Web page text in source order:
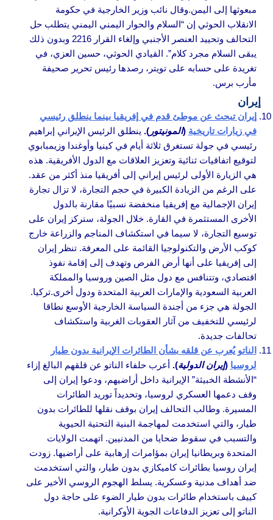
مبعوثها إلى اليمن.وقال نائب وزير الخارجية في حكومة
الانقلاب الحوثي إن “السلام والحوار اليمني اليمني يتطلب حل
التحالف وتحييد العنصر الأجنبي وإلغاء القرار 2216 وبدون ذلك
يبقى السلام مجرد كلام”. القيادي الحوثي، حسين العزي، في
تغريدة على حسابه على تويتر، رصدها رئيس تحرير صحيفة
مأرب برس.
إيران
إيران تبحث عن موطئ قدم في إفريقيا بينما ينطلق رئيسي
في زيارات تاريخية (المونيتور). ينطلق الرئيس الإيراني إبراهيم
رئيسي في جولة تستغرق ثلاثة أيام في كينيا وأوغندا وزيمبابوي
لتوقيع اتفاقيات ثنائية وتعزيز العلاقات مع الدول الأفريقية. هذه
هي الزيارة الأولى لرئيس إيراني إلى أفريقيا منذ أكثر من عقد.
على الرغم من الزيادة الكبيرة في حجم التجارة، لا تزال تجارة
إيران الإجمالية مع إفريقيا منخفضة نسبيًا مقارنة بالدول
الأخرى المستثمرة في القارة. خلال الجولة، ستركز إيران على
توسيع التجارة، لا سيما في استكشاف المناجم والزراعة خارج
كوكب الأرض والتكنولوجيا القائمة على المعرفة. تنظر إيران
إلى إفريقيا على أنها أرض الفرص وتهدف إلى إقامة نفوذ
اقتصادي، وتتنافس مع دول مثل الصين وروسيا والمملكة
العربية السعودية والإمارات العربية المتحدة ودول أخرى.تركيا.
الجولة هي جزء من أجندة السياسة الخارجية الأوسع نطاقا
لرئيسي للتخفيف من آثار العقوبات الغربية واستكشاف
تحالفات جديدة.
الناتو يُعرب عن قلقه بشأن الطائرات الإيرانية بدون طيار
لروسيا (إيران الدولية). أعرب حلفاء الناتو عن قلقهم البالغ إزاء
“الأنشطة الخبيثة” الإيرانية داخل أراضيهم، ودعوا إيران إلى
وقف دعمها العسكري لروسيا، وتحديداً توريد الطائرات
المسيرة. وطالب التحالف إيران بوقف نقلها للطائرات بدون
طيار، والتي استخدمت لمهاجمة البنية التحتية الحيوية
والتسبب في سقوط ضحايا من المدنيين. اتهمت الولايات
المتحدة وبريطانيا إيران بمؤامرات إرهابية على أراضيها. زودت
إيران روسيا بطائرات كاميكازي بدون طيار، والتي استخدمت
ضد أهداف مدنية وعسكرية. يسلط الهجوم الروسي الأخير على
كييف باستخدام طائرات بدون طيار الضوء على حاجة دول
الناتو إلى تعزيز الدفاعات الجوية الأوكرانية.